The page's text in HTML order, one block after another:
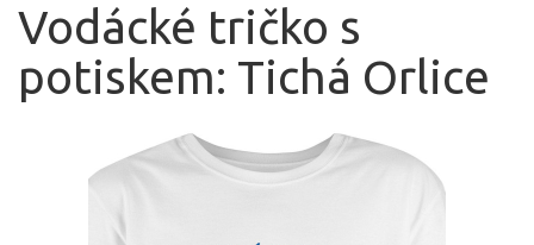
Vodácké tričko s
potiskem: Tichá Orlice